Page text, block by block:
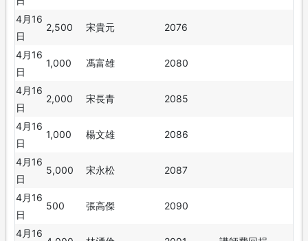
4月16
日
2,500 宋貴元 2076
4月16
日
1,000 馮富雄 2080
4月16
日
2,000 宋長青 2085
4月16
日
1,000 楊文雄 2086
4月16
日
5,000 宋永松 2087
4月16
日
500 張高傑 2090
4月16